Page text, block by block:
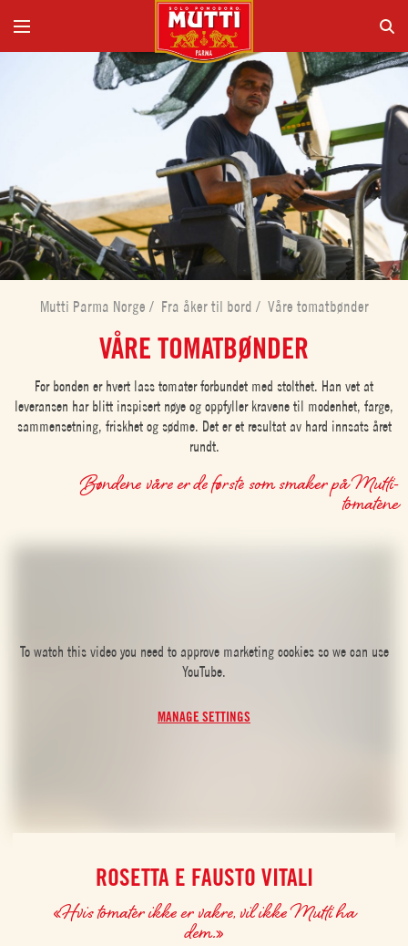
Mutti Parma Norge / Fra åker til bord / Våre tomatbønder
VÅRE TOMATBØNDER
For bonden er hvert lass tomater forbundet med stolthet. Han vet at
leveransen har blitt inspisert nøye og oppfyller kravene til modenhet, farge,
sammensetning, friskhet og sødme. Det er et resultat av hard innsats året
rundt.
Bøndene våre er de første som smaker på Mutti-
tomatene
ROSETTA E FAUSTO VITALI
«Hvis tomater ikke er vakre, vil ikke Mutti ha
dem.»
To watch this video you need to approve marketing cookies so we can use
YouTube.
MANAGE SETTINGS